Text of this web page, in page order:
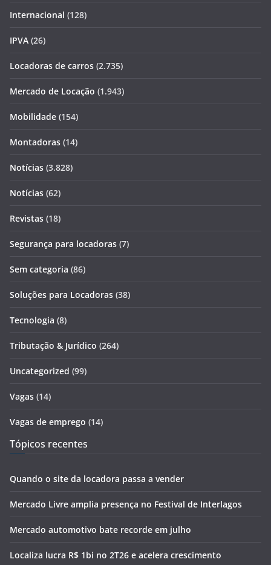
Internacional (128)
IPVA (26)
Locadoras de carros (2.735)
Mercado de Locação (1.943)
Mobilidade (154)
Montadoras (14)
Notícias (3.828)
Notícias (62)
Revistas (18)
Segurança para locadoras (7)
Sem categoria (86)
Soluções para Locadoras (38)
Tecnologia (8)
Tributação & Jurídico (264)
Uncategorized (99)
Vagas (14)
Vagas de emprego (14)
Tópicos recentes
Quando o site da locadora passa a vender
Mercado Livre amplia presença no Festival de Interlagos
Mercado automotivo bate recorde em julho
Localiza lucra R$ 1bi no 2T26 e acelera crescimento